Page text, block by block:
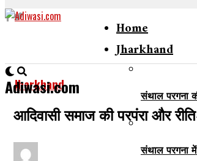
Adiwasi.com
Home
Jharkhand
संथाल परगना
संथाल परगना
Jharkhand
आदिवासी समाज की परपंरा और